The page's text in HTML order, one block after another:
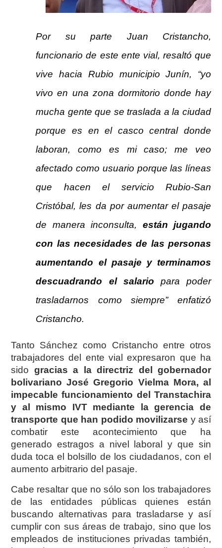
Por su parte Juan Cristancho,
funcionario de este ente vial, resaltó que
vive hacia Rubio municipio Junín, “yo
vivo en una zona dormitorio donde hay
mucha gente que se traslada a la ciudad
porque es en el casco central donde
laboran, como es mi caso; me veo
afectado como usuario porque las líneas
que hacen el servicio Rubio-San
Cristóbal, les da por aumentar el pasaje
de manera inconsulta, están jugando
con las necesidades de las personas
aumentando el pasaje y terminamos
descuadrando el salario para poder
trasladarnos como siempre” enfatizó
Cristancho.
Tanto Sánchez como Cristancho entre otros
trabajadores del ente vial expresaron que ha
sido gracias a la directriz del gobernador
bolivariano José Gregorio Vielma Mora, al
impecable funcionamiento del Transtachira
y al mismo IVT mediante la gerencia de
transporte que han podido movilizarse y así
combatir este acontecimiento que ha
generado estragos a nivel laboral y que sin
duda toca el bolsillo de los ciudadanos, con el
aumento arbitrario del pasaje.
Cabe resaltar que no sólo son los trabajadores
de las entidades públicas quienes están
buscando alternativas para trasladarse y así
cumplir con sus áreas de trabajo, sino que los
empleados de instituciones privadas también,